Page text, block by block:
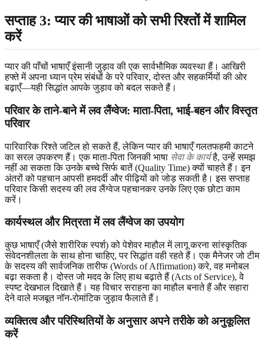
सप्ताह 3: प्यार की भाषाओं को सभी रिश्तों में शामिल
करें
प्यार की पाँचों भाषाएँ इंसानी जुड़ाव की एक सार्वभौमिक व्यवस्था हैं। आखिरी
हफ्ते में अपना ध्यान प्रेम संबंधों के परे परिवार, दोस्त और सहकर्मियों की ओर
बढ़ाएँ—यही सिद्धांत आपके जुड़ाव को बदल सकते हैं।
परिवार के ताने-बाने में लव लैंग्वेज: माता-पिता, भाई-बहन और विस्तृत
परिवार
पारिवारिक रिश्ते जटिल हो सकते हैं, लेकिन प्यार की भाषाएँ गलतफहमी काटने
का सरल उपकरण हैं। एक माता-पिता जिनकी भाषा सेवा के कार्यहै, उन्हें समझ
नहीं आ सकता कि उनके बच्चे सिर्फ बातें (Quality Time) क्यों चाहते हैं। इन
अंतरों को पहचान आपसी हमदर्दी और पीढ़ियों को जोड़ सकती है। इस सप्ताह
परिवार किसी सदस्य की लव लैंग्वेज पहचानकर उनके लिए एक छोटा काम
करें।
कार्यस्थल और मित्रता में लव लैंग्वेज का उपयोग
कुछ भाषाएँ (जैसे शारीरिक स्पर्श) को पेशेवर माहौल में लागू करना सांस्कृतिक
संवेदनशीलता के साथ होना चाहिए, पर सिद्धांत वही रहते हैं। एक मैनेजर जो टीम
के सदस्य की सार्वजनिक तारीफ (Words of Affirmation) करे, वह मनोबल
बढ़ा सकता है। दोस्त जो मदद के लिए हाथ बढ़ाते हैं (Acts of Service), वे
स्पष्ट देखभाल दिखाते हैं। यह विचार सराहना का माहौल बनाते हैं और सहारा
देने वाले मजबूत नॉन-रोमांटिक जुड़ाव फैलाते हैं।
व्यक्तित्व और परिस्थितियों के अनुसार अपने तरीके को अनुकूलित
करें